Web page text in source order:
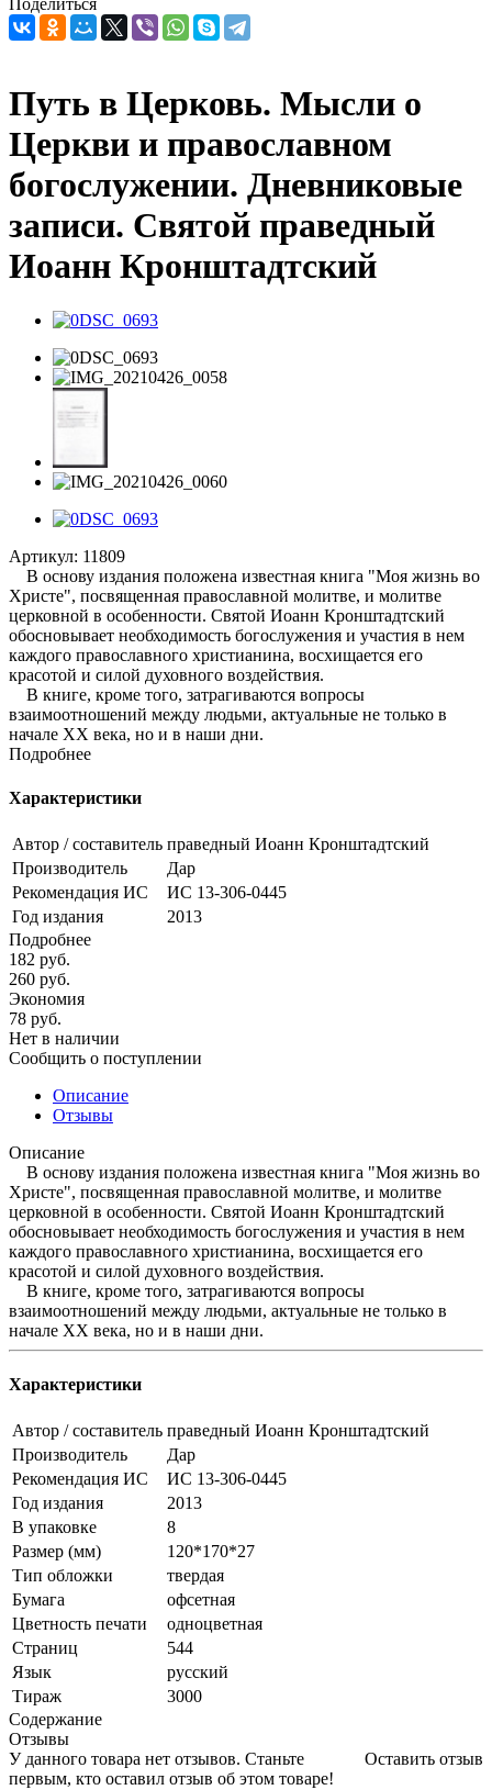
Поделиться
Путь в Церковь. Мысли о
Церкви и православном
богослужении. Дневниковые
записи. Святой праведный
Иоанн Кронштадтский
Артикул: 11809
В основу издания положена известная книга "Моя жизнь во
Христе", посвященная православной молитве, и молитве
церковной в особенности. Святой Иоанн Кронштадтский
обосновывает необходимость богослужения и участия в нем
каждого православного христианина, восхищается его
красотой и силой духовного воздействия.
В книге, кроме того, затрагиваются вопросы
взаимоотношений между людьми, актуальные не только в
начале XX века, но и в наши дни.
Подробнее
Характеристики
Автор / составитель праведный Иоанн Кронштадтский
Производитель
Дар
Рекомендация ИС
ИС 13-306-0445
Год издания
2013
Подробнее
182 руб.
260 руб.
Экономия
78 руб.
Нет в наличии
Сообщить о поступлении
Описание
Отзывы
Описание
В основу издания положена известная книга "Моя жизнь во
Христе", посвященная православной молитве, и молитве
церковной в особенности. Святой Иоанн Кронштадтский
обосновывает необходимость богослужения и участия в нем
каждого православного христианина, восхищается его
красотой и силой духовного воздействия.
В книге, кроме того, затрагиваются вопросы
взаимоотношений между людьми, актуальные не только в
начале XX века, но и в наши дни.
Характеристики
Автор / составитель праведный Иоанн Кронштадтский
Производитель
Дар
Рекомендация ИС
ИС 13-306-0445
Год издания
2013
В упаковке
8
Размер (мм)
120*170*27
Тип обложки
твердая
Бумага
офсетная
Цветность печати
одноцветная
Страниц
544
Язык
русский
Тираж
3000
Содержание
Отзывы
Оставить отзыв
У данного товара нет отзывов. Станьте
первым, кто оставил отзыв об этом товаре!